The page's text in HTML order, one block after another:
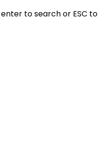
enter to search or ESC to